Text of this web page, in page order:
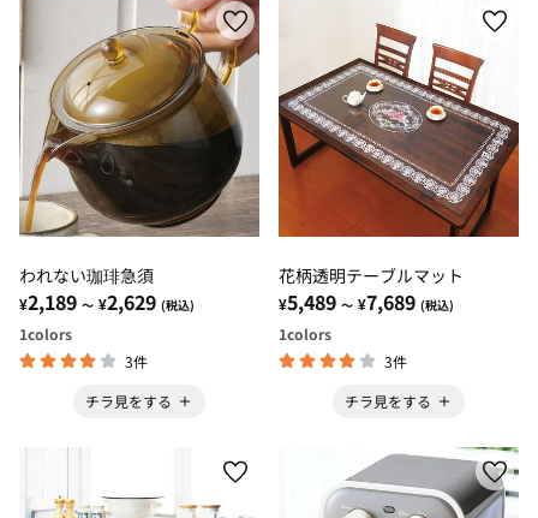
われない珈琲急須
¥2,189 ～ ¥2,629 (税込)
1colors
3件
チラ見をする
花柄透明テーブルマット
¥5,489 ～ ¥7,689 (税込)
1colors
3件
チラ見をする